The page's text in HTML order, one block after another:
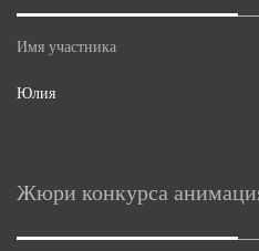
Имя участника
Юлия
Жюри конкурса